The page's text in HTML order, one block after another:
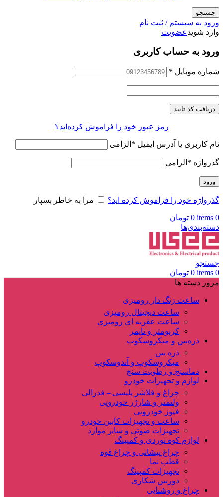
جستجو
ورود به سیستم / ثبت نام
وارد شویدعضویت
ورود به حساب کاربری
شماره موبایل *
دریافت کد تایید
رمز عبور خود را فراموش کرده‌اید؟
نام کاربری یا آدرس ایمیل * الزامی
گذرواژه * الزامی
ورود
گذرواژه خود را فراموش کرده اید؟ مرا به خاطر بسپار
0
items
0 تومان
دسته‌بندی‌ها
جستجو
0
items
0 تومان
مرور دسته ها
ساعت زنگ دار رومیزی
ساعت دیجیتال رومیزی
ساعت عقربه ای رومیزی
کرنومتر و تایمر
ذره‌بین و میکروسکوپ
ذره بین
میکروسکوپ و آندوسکوپ
دماسنج و رطوبت سنج
لوازم و تجهیزات خودرو
چراغ و فلاشر پلیسی – فدرالی
ولتمتر و شارژر خودرویی
فیوز خودرویی
ساعت و تجهیزات کابین خودرو
تجهیزات صوتی و سایر موارد
لوازم کوه نوردی و کمپینگ
چراغ پیشانی و چراغ قوه
قطب نما
تجهیزات کمپینگ
دوربین شکاری
چراغ و روشنایی